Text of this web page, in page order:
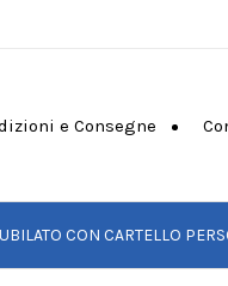
e Consegne
CON CARTELLO